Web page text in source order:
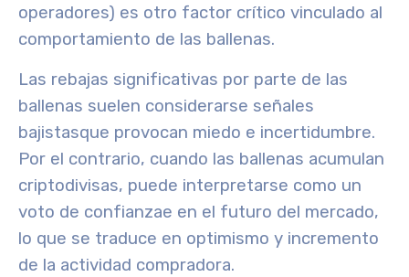
operadores) es otro factor crítico vinculado al
comportamiento de las ballenas.
Las rebajas significativas por parte de las
ballenas suelen considerarse señales
bajistasque provocan miedo e incertidumbre.
Por el contrario, cuando las ballenas acumulan
criptodivisas, puede interpretarse como un
voto de confianzae en el futuro del mercado,
lo que se traduce en optimismo y incremento
de la actividad compradora.